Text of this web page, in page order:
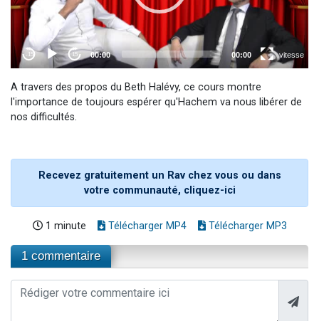
A travers des propos du Beth Halévy, ce cours montre
l'importance de toujours espérer qu'Hachem va nous libérer de
nos difficultés.
Recevez gratuitement un Rav chez vous ou dans
votre communauté, cliquez-ici
1 minute Télécharger MP4 Télécharger MP3
1 commentaire